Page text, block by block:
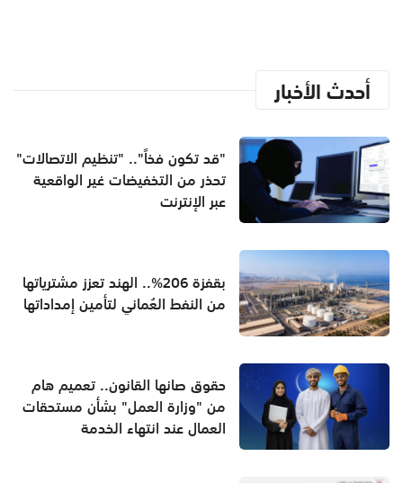
أحدث الأخبار
"قد تكون فخاً".. "تنظيم الاتصالات"
تحذر من التخفيضات غير الواقعية
عبر الإنترنت
بقفزة 206%.. الهند تعزز مشترياتها
من النفط العُماني لتأمين إمداداتها
حقوق صانها القانون.. تعميم هام
من "وزارة العمل" بشأن مستحقات
العمال عند انتهاء الخدمة